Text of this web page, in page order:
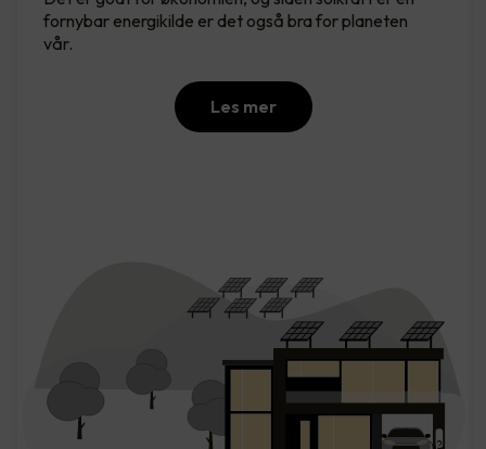
fornybar energikilde er det også bra for planeten
vår.
Les mer